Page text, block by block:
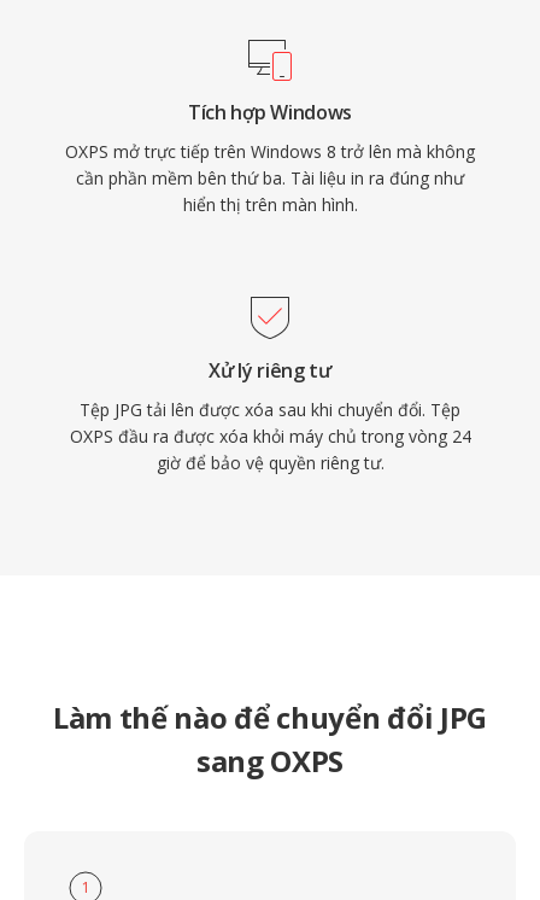
Tích hợp Windows
OXPS mở trực tiếp trên Windows 8 trở lên mà không
cần phần mềm bên thứ ba. Tài liệu in ra đúng như
hiển thị trên màn hình.
Xử lý riêng tư
Tệp JPG tải lên được xóa sau khi chuyển đổi. Tệp
OXPS đầu ra được xóa khỏi máy chủ trong vòng 24
giờ để bảo vệ quyền riêng tư.
Làm thế nào để chuyển đổi JPG
sang OXPS
1